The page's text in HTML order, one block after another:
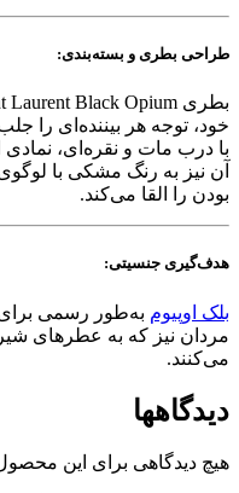
طراحی بطری و بسته‌بندی:
خود، توجه هر بیننده‌ای
با درب مات و نقره‌ای،
بودن را القا می‌کند.
هدف‌گیری جنسیتی:
بلک اوپیوم به‌طور رسمی
مردان نیز که به عطرهای
می‌کنند.
دیدگاهها
هیچ دیدگاهی برای این